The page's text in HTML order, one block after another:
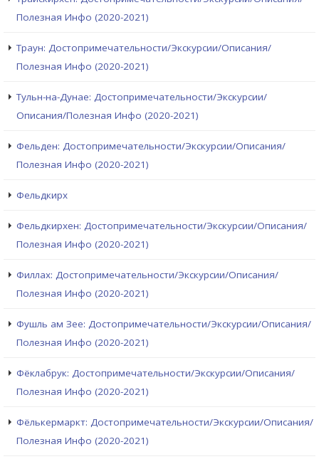
Полезная Инфо (2020-2021)
Траун: Достопримечательности/Экскурсии/Описания/
Полезная Инфо (2020-2021)
Тульн-на-Дунае: Достопримечательности/Экскурсии/
Описания/Полезная Инфо (2020-2021)
Фельден: Достопримечательности/Экскурсии/Описания/
Полезная Инфо (2020-2021)
Фельдкирх
Фельдкирхен: Достопримечательности/Экскурсии/Описания/
Полезная Инфо (2020-2021)
Филлах: Достопримечательности/Экскурсии/Описания/
Полезная Инфо (2020-2021)
Фушль ам Зее: Достопримечательности/Экскурсии/Описания/
Полезная Инфо (2020-2021)
Фёклабрук: Достопримечательности/Экскурсии/Описания/
Полезная Инфо (2020-2021)
Фёлькермаркт: Достопримечательности/Экскурсии/Описания/
Полезная Инфо (2020-2021)